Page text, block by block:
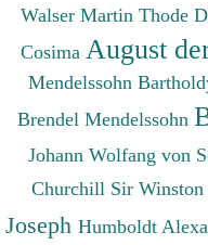
Walser Martin Thode
Cosima August
Mendelssohn
Brendel Mendelssohn
Johann Wolfang von
Churchill Sir Winston
Joseph Humboldt